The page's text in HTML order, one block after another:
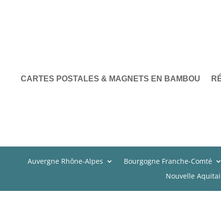
CARTES POSTALES & MAGNETS EN BAMBOU
Auvergne Rhône-Alpes
Bourgogne Franche-Comté
Nouvelle